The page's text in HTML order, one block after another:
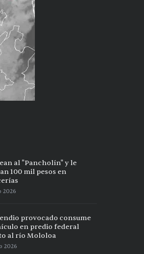
al "Pancholín" y le
100 mil pesos en
2026
provocado consume
en predio federal
al río Mololoa
2026